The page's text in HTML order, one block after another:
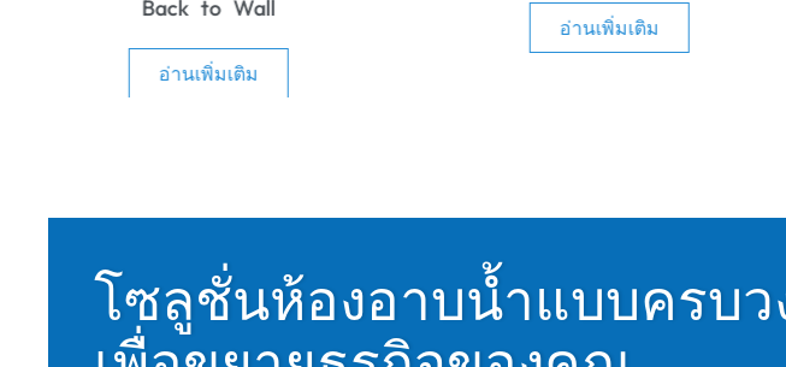
อ่านเพิ่มเติม
โซลูชั่นห้องอาบน้ำแบบครบวง
เพื่อขยายธุรกิจของคุณ